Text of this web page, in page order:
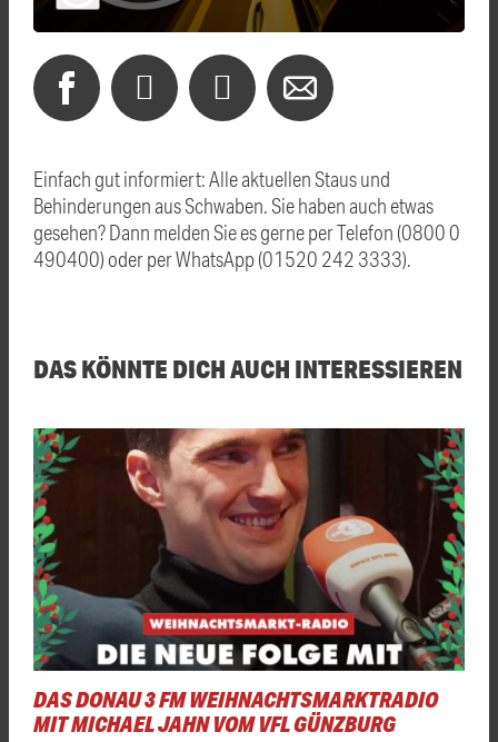
Einfach gut informiert: Alle aktuellen Staus und
Behinderungen aus Schwaben. Sie haben auch etwas
gesehen? Dann melden Sie es gerne per Telefon (0800 0
490400) oder per WhatsApp (01520 242 3333).
DAS KÖNNTE DICH AUCH INTERESSIEREN
DAS DONAU 3 FM WEIHNACHTSMARKTRADIO
MIT MICHAEL JAHN VOM VFL GÜNZBURG